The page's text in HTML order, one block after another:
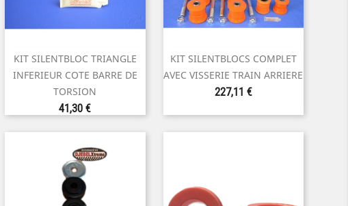
KIT SILENTBLOC TRIANGLE
INFERIEUR COTE BARRE DE
TORSION
Prix
41,30 €
Aperçu rapide
KIT SILENTBLOCS COMPLET
AVEC VISSERIE TRAIN ARRIERE
Prix
227,11 €
Aperçu rapide